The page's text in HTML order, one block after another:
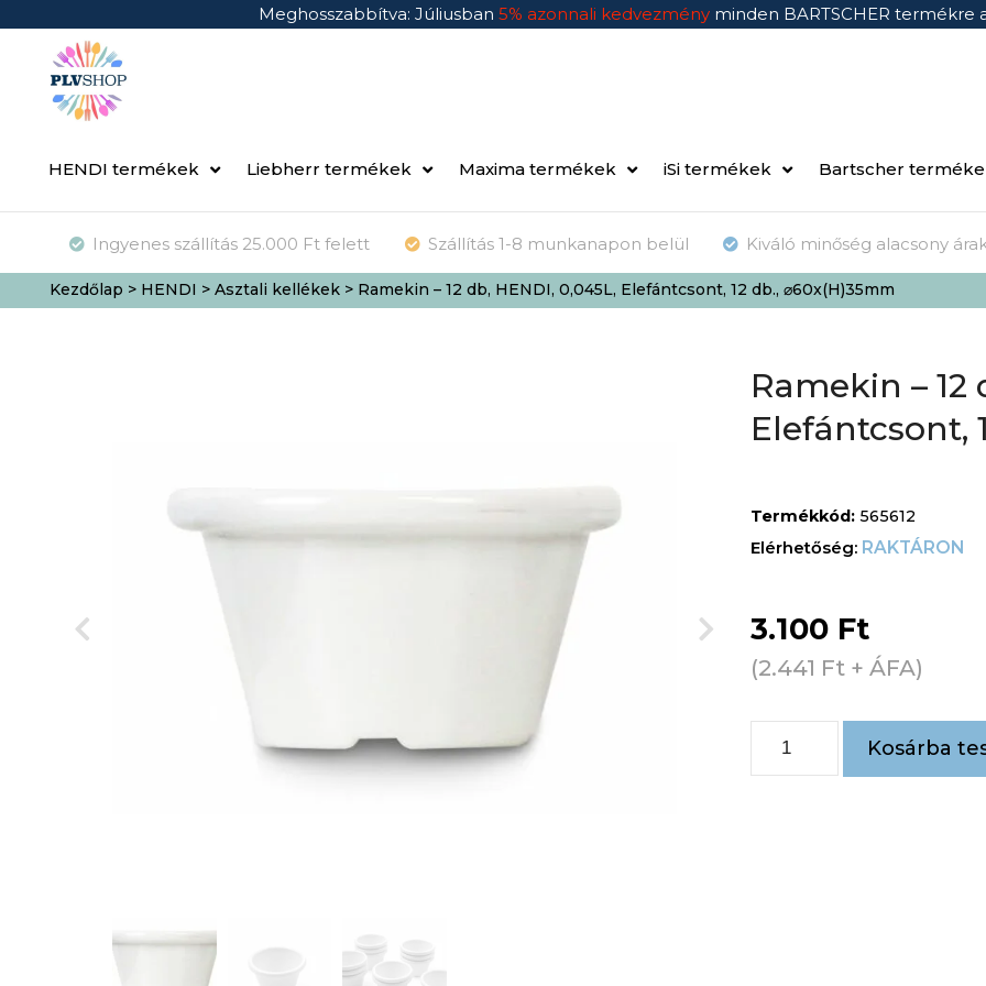
Meghosszabbítva: Júliusban 5% azonnali kedvezmény minden BARTSCHER termékre
HENDI termékek Liebherr termékek Maxima termékek iSi termékek Bartscher
Ingyenes szállítás 25.000 Ft felett Szállítás 1-8 munkanapon belül Kiváló minőség alacsony
Kezdőlap > HENDI > Asztali kellékek> Ramekin – 12 db, HENDI, 0,045L, Elefántcsont, 12 db., ⌀60x(H)35mm
Ramekin – 12
Elefántcsont,
Termékkód: 565612
RAKTÁRON
3.100 Ft
(2.441 Ft + ÁFA)
Kosárba